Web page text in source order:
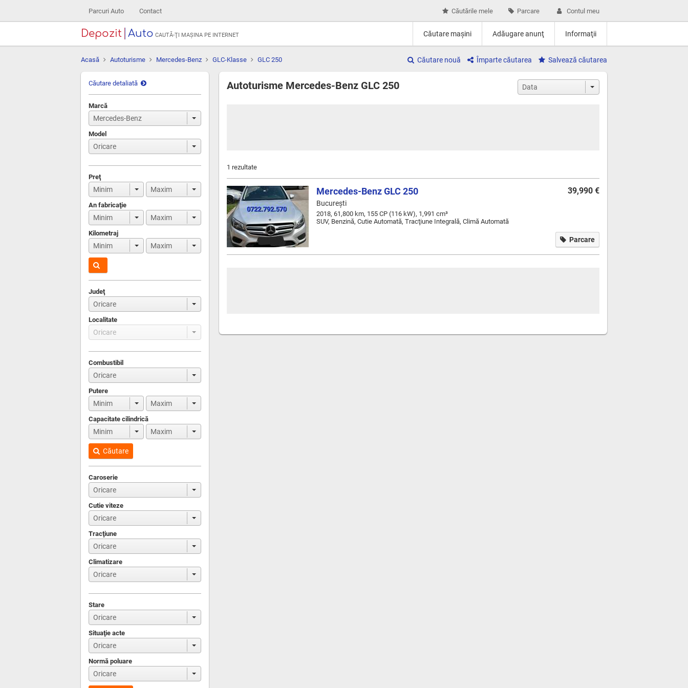
Parcuri Auto Contact Căutările mele Parcare Contul meu
Depozit Auto CAUTĂ-ŢI MAŞINA PE INTERNET Căutare maşini Adăugare anunţ Informaţii
Acasă Autoturisme Mercedes-Benz GLC-Klasse GLC 250 Căutare nouă Împarte căutarea Salvează căutarea
Căutare detaliată
Marcă
Model
Preţ
An fabricaţie
Kilometraj
Judeţ
Localitate
Combustibil
Putere
Capacitate cilindrică
Căutare
Caroserie
Cutie viteze
Tracţiune
Climatizare
Stare
Situaţie acte
Normă poluare
Autoturisme Mercedes-Benz GLC 250
1 rezultate
39,990 €
Mercedes-Benz GLC 250
Bucureşti
2018, 61,800 km, 155 CP (116 kW), 1,991 cm³
SUV, Benzină, Cutie Automată, Tracţiune Integrală, Climă Automată
Parcare